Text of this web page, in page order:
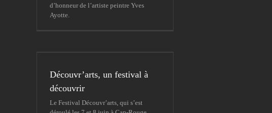
d’honneur de l’artiste peintre Yves
Ayotte.
Découvr’arts, un festival à
découvrir
Le Festival Découvr’arts, qui s’est